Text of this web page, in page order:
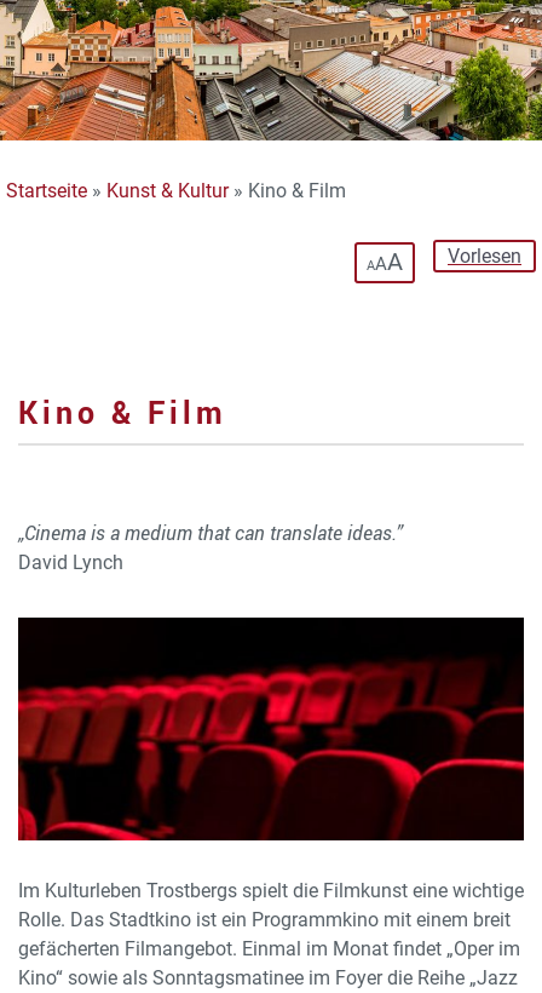
Startseite » Kunst & Kultur» Kino & Film
Vorlesen
AAA
Kino & Film
„Cinema is a medium that can translate ideas.”
David Lynch
Im Kulturleben Trostbergs spielt die Filmkunst eine wichtige
Rolle. Das Stadtkino ist ein Programmkino mit einem breit
gefächerten Filmangebot. Einmal im Monat findet „Oper im
Kino“ sowie als Sonntagsmatinee im Foyer die Reihe „Jazz